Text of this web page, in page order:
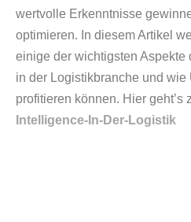
wertvolle Erkenntnisse
optimieren. In diesem Artikel
einige der wichtigsten Aspekte
in der Logistikbranche und wie
profitieren können. Hier geht’s
Intelligence-In-Der-Logistik